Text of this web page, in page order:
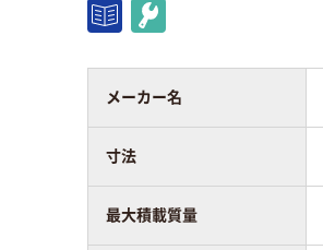
質量
スコア
メーカー名
寸法
最大積載質量